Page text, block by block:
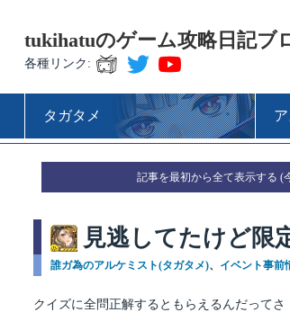
tukihatuのゲーム攻略日記ブ
各種リンク:
タガタメ
記事を最初から全て表示する
見逃してたけど限
カ
ゴ
誰ガ為のアルケミスト(タガタメ)、 イベント事前
クイズに全問正解するともらえるんだってさ